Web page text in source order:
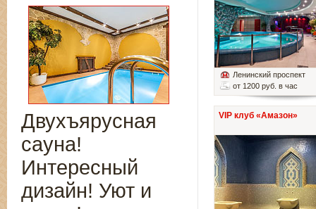
Ленинский проспект
от 1200 руб. в час
VIP клуб «Амазон»
Двухъярусная
сауна!
Интересный
дизайн! Уют и